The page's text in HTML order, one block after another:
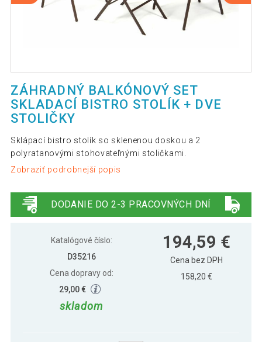
ZÁHRADNÝ BALKÓNOVÝ SET
SKLADACÍ BISTRO STOLÍK + DVE
STOLIČKY
Sklápací bistro stolík so sklenenou doskou a 2
polyratanovými stohovateľnými stoličkami.
Zobraziť podrobnejší popis
DODANIE DO 2-3 PRACOVNÝCH DNÍ
Katalógové číslo:
D35216
Cena dopravy od:
29,00 €
skladom
194,59 €
Cena bez DPH
158,20 €